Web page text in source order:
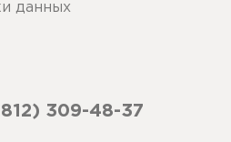
данных
309-48-37